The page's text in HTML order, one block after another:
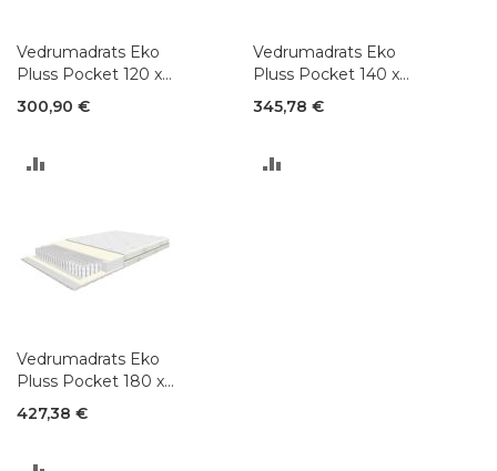
Vedrumadrats Eko
Pluss Pocket 120 x
200 cm
300,90 €
Vedrumadrats Eko
Pluss Pocket 140 x
200 cm
345,78 €
Vedrumadrats Eko
Pluss Pocket 180 x
200 cm
427,38 €